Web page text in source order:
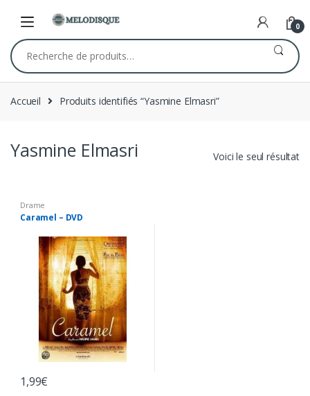
navigation
content
0
Recherche
pour :
Accueil Produits identifiés “Yasmine Elmasri”
Yasmine Elmasri Voici le seul résultat
Drame
Caramel – DVD
1,99€